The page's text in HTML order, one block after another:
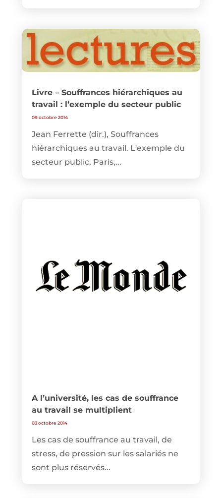
Livre – Souffrances hiérarchiques au
travail : l’exemple du secteur public
09 octobre 2014
Jean Ferrette (dir.), Souffrances
hiérarchiques au travail. L'exemple du
secteur public, Paris,...
A l’université, les cas de souffrance
au travail se multiplient
03 octobre 2014
Les cas de souffrance au travail, de
stress, de pression sur les salariés ne
sont plus réservés...